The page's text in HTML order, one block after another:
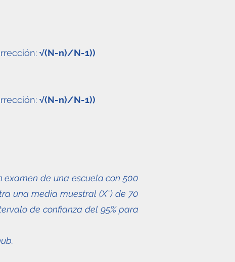
√(N-n)/N-1))
√(N-n)/N-1))
de una escuela con 500
una media muestral (Xˉ) de 70
de confianza del 95% para